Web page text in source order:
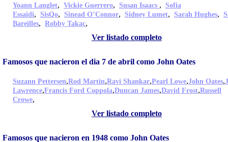
Yoann Langlet, Vickie Guerrero, Susan Isaacs , Sofia
Essaidi, SisQo, Sinead O’Connor, Sidney Lumet, Sarah Hughes,
Bareilles, Robby Takac,
Ver listado completo
Famosos que nacieron el dia 7 de abril como John Oates
Suzann Pettersen,Rod Martin,Ravi Shankar,Pearl Lowe,John Oates,
Lawrence,Francis Ford Coppola,Duncan James,David Frost,Russell
Crowe,
Ver listado completo
Famosos que nacieron en 1948 como John Oates